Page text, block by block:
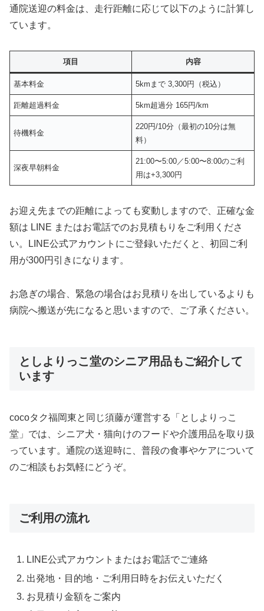
通院送迎の料金は、走行距離に応じて以下のように計算し
ています。
項目 内容
基本料金 5kmまで 3,300円（税込）
距離超過料金 5km超過分 165円/km
待機料金
220円/10分（最初の10分は無
料）
深夜早朝料金
21:00〜5:00／5:00〜8:00のご利
用は+3,300円
お迎え先までの距離によっても変動しますので、正確な金
額は LINE またはお電話でのお見積もりをご利用くださ
い。LINE公式アカウントにご登録いただくと、初回ご利
用が300円引きになります。
お急ぎの場合、緊急の場合はお見積りを出しているよりも
病院へ搬送が先になると思いますので、ご了承ください。
としよりっこ堂のシニア用品もご紹介して
います
cocoタク福岡東と同じ須藤が運営する「としよりっこ
堂」では、シニア犬・猫向けのフードや介護用品を取り扱
っています。通院の送迎時に、普段の食事やケアについて
のご相談もお気軽にどうぞ。
ご利用の流れ
LINE公式アカウントまたはお電話でご連絡
出発地・目的地・ご利用日時をお伝えいただく
お見積り金額をご案内